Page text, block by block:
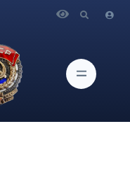
военно-
служебно-прикладной
специалистов органов
Ветеранов и Бой